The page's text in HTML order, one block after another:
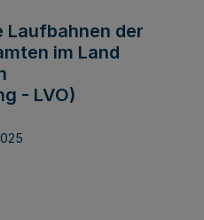
Laufbahnen der
im Land
- LVO)